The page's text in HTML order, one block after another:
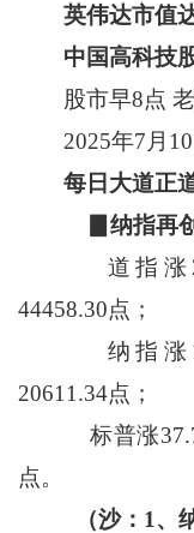
英伟达市值
中国高科技
股市早8点 老
2025年7月10
每日大道正
▊纳指再
道指涨
44458.30点；
纳指涨
20611.34点；
标普涨37.74
点。
（沙：1、